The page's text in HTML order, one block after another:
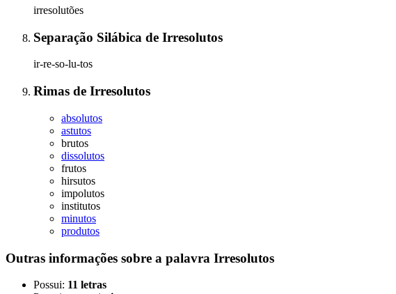
irresolutões
Separação Silábica de Irresolutos
ir-re-so-lu-tos
Rimas de Irresolutos
absolutos
astutos
brutos
dissolutos
frutos
hirsutos
impolutos
institutos
minutos
produtos
Outras informações sobre a palavra Irresolutos
Possui: 11 letras